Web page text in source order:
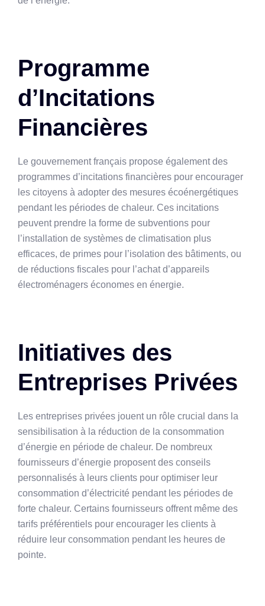
Programme
d’Incitations
Financières
Le gouvernement français propose également des
programmes d’incitations financières pour encourager
les citoyens à adopter des mesures écoénergétiques
pendant les périodes de chaleur. Ces incitations
peuvent prendre la forme de subventions pour
l’installation de systèmes de climatisation plus
efficaces, de primes pour l’isolation des bâtiments, ou
de réductions fiscales pour l’achat d’appareils
électroménagers économes en énergie.
Initiatives des
Entreprises Privées
Les entreprises privées jouent un rôle crucial dans la
sensibilisation à la réduction de la consommation
d’énergie en période de chaleur. De nombreux
fournisseurs d’énergie proposent des conseils
personnalisés à leurs clients pour optimiser leur
consommation d’électricité pendant les périodes de
forte chaleur. Certains fournisseurs offrent même des
tarifs préférentiels pour encourager les clients à
réduire leur consommation pendant les heures de
pointe.